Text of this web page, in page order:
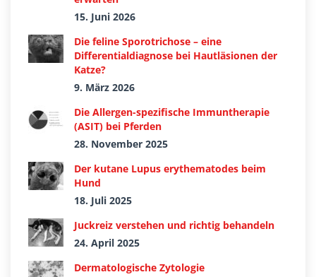
15. Juni 2026
Die feline Sporotrichose – eine
Differentialdiagnose bei Hautläsionen der
Katze?
9. März 2026
Die Allergen-spezifische Immuntherapie
(ASIT) bei Pferden
28. November 2025
Der kutane Lupus erythematodes beim
Hund
18. Juli 2025
Juckreiz verstehen und richtig behandeln
24. April 2025
Dermatologische Zytologie